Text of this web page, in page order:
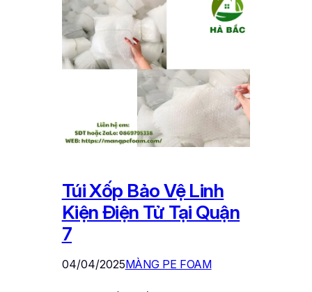
Túi Xốp Bảo Vệ Linh
Kiện Điện Tử Tại Quận
7
04/04/2025MÀNG PE FOAM